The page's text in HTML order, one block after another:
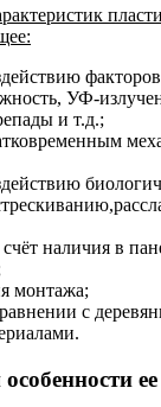
УФ-
и т.д.;
наличия в
монтажа;
с